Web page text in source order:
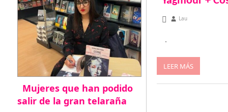
diciembre 17, 2012
Lau
.
LEER MÁS
Mujeres que han podido
salir de la gran telaraña